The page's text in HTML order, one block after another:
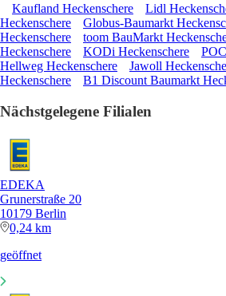
Kaufland Heckenschere Lidl
Heckenschere
Globus-Baumarkt
Heckenschere
toom BauMarkt
Heckenschere
KODi Heckenschere
Hellweg Heckenschere
Jawoll
Heckenschere
B1 Discount Baumarkt
Nächstgelegene Filialen
EDEKA
Grunerstraße 20
10179 Berlin
0,24 km
geöffnet